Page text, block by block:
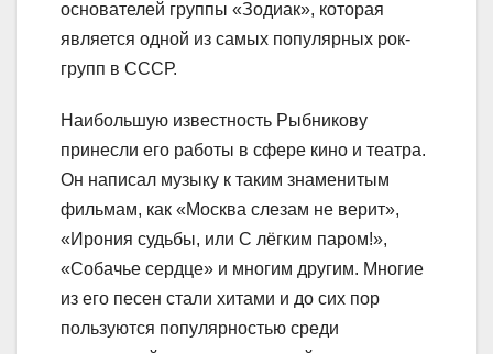
основателей группы «Зодиак», которая
является одной из самых популярных рок-
групп в СССР.
Наибольшую известность Рыбникову
принесли его работы в сфере кино и театра.
Он написал музыку к таким знаменитым
фильмам, как «Москва слезам не верит»,
«Ирония судьбы, или С лёгким паром!»,
«Собачье сердце» и многим другим. Многие
из его песен стали хитами и до сих пор
пользуются популярностью среди